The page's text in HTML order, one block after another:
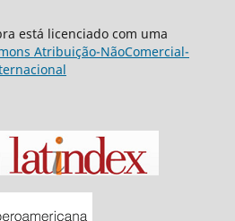
está licenciado com uma
Atribuição-NãoComercial-